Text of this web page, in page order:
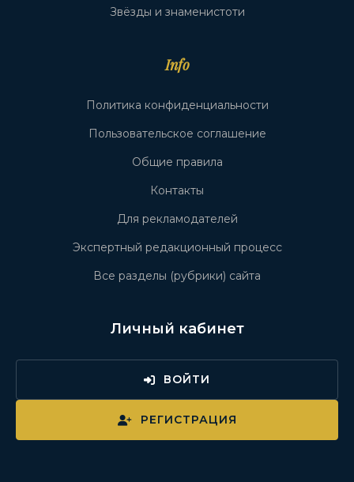
Звёзды и знаменистоти
Info
Политика конфиденциальности
Пользовательское соглашение
Общие правила
Контакты
Для рекламодателей
Экспертный редакционный процесс
Все разделы (рубрики) сайта
Личный кабинет
ВОЙТИ
РЕГИСТРАЦИЯ